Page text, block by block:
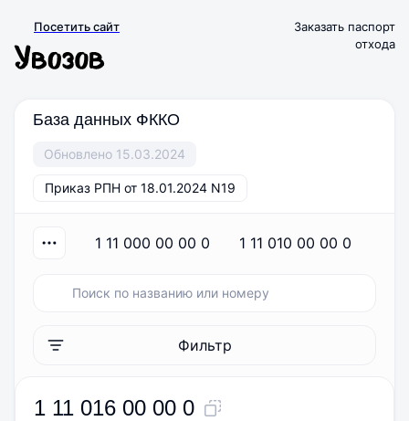
Посетить сайт
Заказать паспорт
отхода
База данных ФККО
Обновлено 15.03.2024
Приказ РПН от 18.01.2024 N19
1 11 000 00 00 0 1 11 010 00 00 0
Фильтр
1 11 016 00 00 0